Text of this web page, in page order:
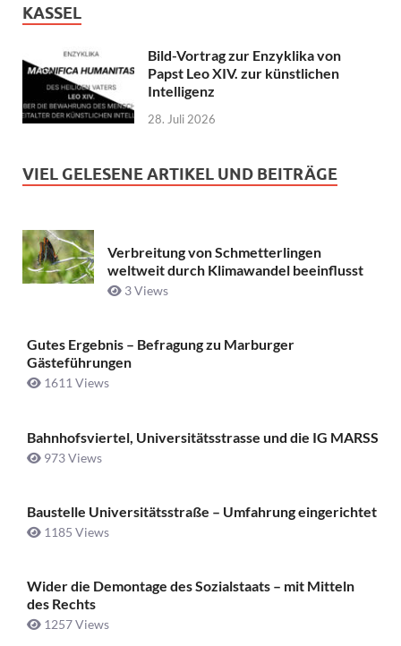
KASSEL
Bild-Vortrag zur Enzyklika von
Papst Leo XIV. zur künstlichen
Intelligenz
28. Juli 2026
VIEL GELESENE ARTIKEL UND BEITRÄGE
Verbreitung von Schmetterlingen
weltweit durch Klimawandel beeinflusst
3 Views
Gutes Ergebnis – Befragung zu Marburger
Gästeführungen
1611 Views
Bahnhofsviertel, Universitätsstrasse und die IG MARSS
973 Views
Baustelle Universitätsstraße ­– Umfahrung eingerichtet
1185 Views
Wider die Demontage des Sozialstaats – mit Mitteln
des Rechts
1257 Views